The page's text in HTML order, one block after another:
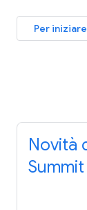
Per iniziare
Novità
Summit